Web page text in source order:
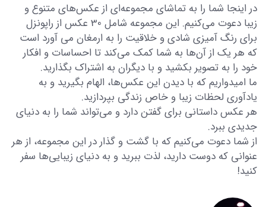
در اینجا شما را به تماشای مجموعه‌ای از عکس‌های متنوع و
زیبا دعوت می‌کنیم. این مجموعه شامل 30 عکس از راپونزل
برای رنگ آمیزی شادی و خلاقیت را به ارمغان می آورد است
که هر یک از آن‌ها به شما کمک می‌کند تا احساسات و افکار
خود را به تصویر بکشید و با دیگران به اشتراک بگذارید.
ما امیدواریم که با دیدن این عکس‌ها، الهام بگیرید و به
یادآوری لحظات زیبا و خاص زندگی بپردازید.
هر عکس داستانی برای گفتن دارد و می‌تواند شما را به دنیای
جدیدی ببرد.
از شما دعوت می‌کنیم که با گشت و گذار در این مجموعه، از هر
عنوانی که دوست دارید، لذت ببرید و به دنیای زیبایی‌ها سفر
کنید!